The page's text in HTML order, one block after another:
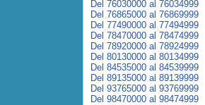
Del 76030000 al 76034999
Del 76865000 al 76869999
Del 77490000 al 77494999
Del 78470000 al 78474999
Del 78920000 al 78924999
Del 80130000 al 80134999
Del 84535000 al 84539999
Del 89135000 al 89139999
Del 93765000 al 93769999
Del 98470000 al 98474999